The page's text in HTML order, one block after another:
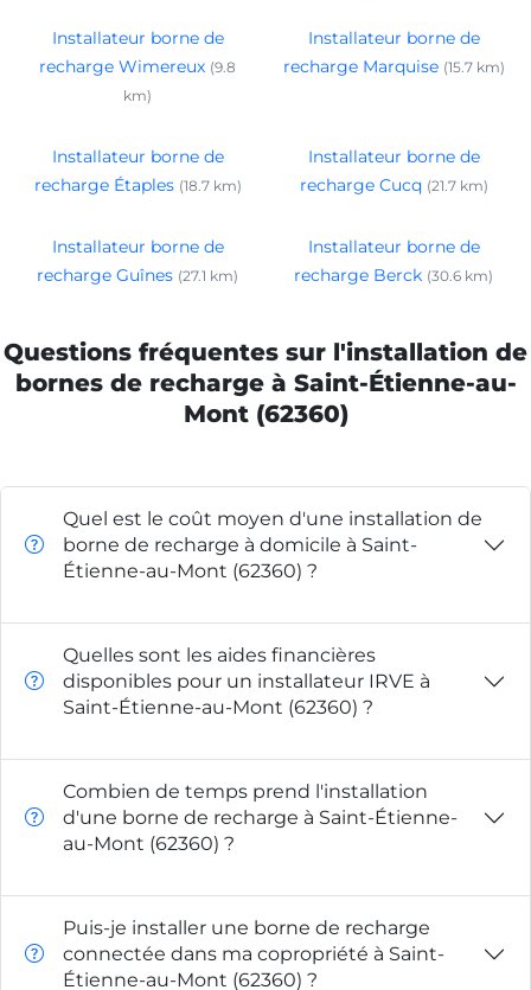
Installateur borne de
recharge Wimereux (9.8
km)
Installateur borne de
recharge Marquise (15.7 km)
Installateur borne de
recharge Étaples (18.7 km)
Installateur borne de
recharge Cucq (21.7 km)
Installateur borne de
recharge Guînes (27.1 km)
Installateur borne de
recharge Berck (30.6 km)
Questions fréquentes sur l'installation de
bornes de recharge à Saint-Étienne-au-
Mont (62360)
Quel est le coût moyen d'une installation de
borne de recharge à domicile à Saint-
Étienne-au-Mont (62360) ?
Quelles sont les aides financières
disponibles pour un installateur IRVE à
Saint-Étienne-au-Mont (62360) ?
Combien de temps prend l'installation
d'une borne de recharge à Saint-Étienne-
au-Mont (62360) ?
Puis-je installer une borne de recharge
connectée dans ma copropriété à Saint-
Étienne-au-Mont (62360) ?